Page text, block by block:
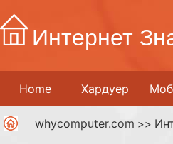
Интернет
Home Хардуер
Принтери Мрежи
whycomputer.com >>